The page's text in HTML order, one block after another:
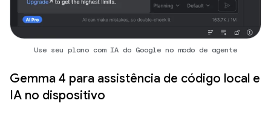
Use seu plano com IA do Google no modo de agente
Gemma 4 para assistência de código local e
IA no dispositivo